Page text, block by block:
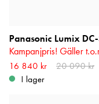
Nuvarande pris:16 840 kr
pris : 20 090 kr
16 840 kr
20 090 kr
I lager